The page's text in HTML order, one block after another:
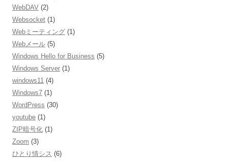
WebDAV (2)
Websocket (1)
Webミーティング (1)
Webメール (5)
Windows Hello for Business (5)
Windows Server (1)
windows11 (4)
Windows7 (1)
WordPress (30)
youtube (1)
ZIP暗号化 (1)
Zoom (3)
ひとり情シス (6)